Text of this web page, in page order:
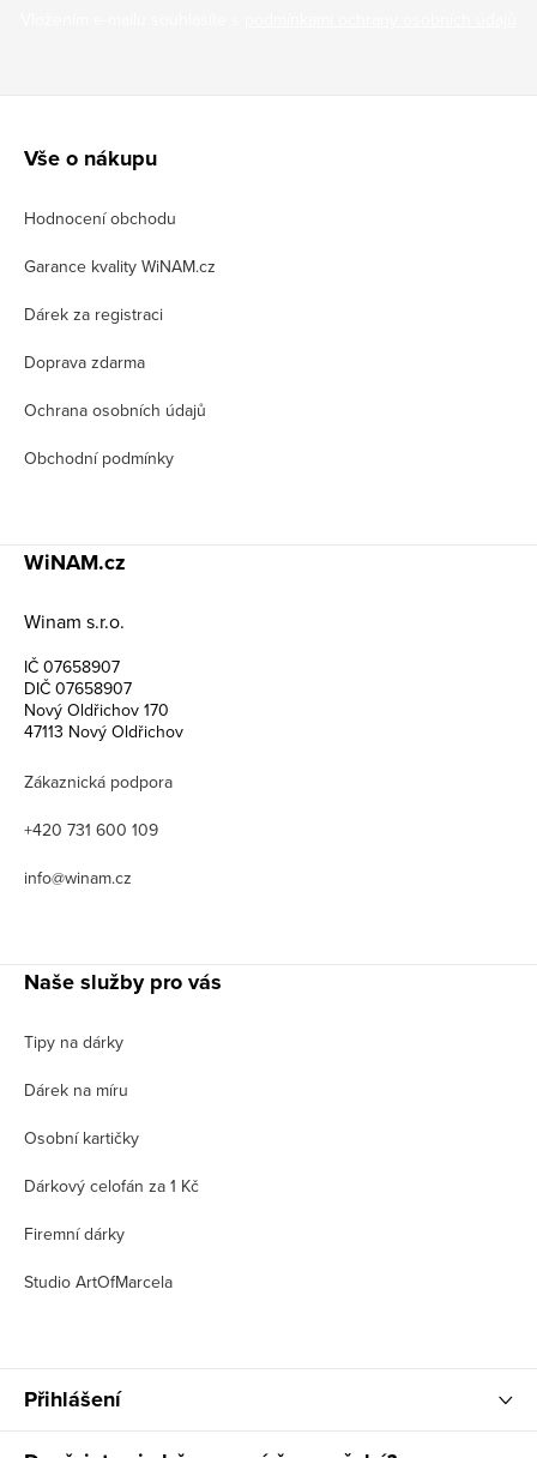
Vše o nákupu
Hodnocení obchodu
Garance kvality WiNAM.cz
Dárek za registraci
Doprava zdarma
Ochrana osobních údajů
Obchodní podmínky
WiNAM.cz
Winam s.r.o.
IČ 07658907
DIČ 07658907
Nový Oldřichov 170
47113 Nový Oldřichov
Zákaznická podpora
+420 731 600 109
info@winam.cz
Naše služby pro vás
Tipy na dárky
Dárek na míru
Osobní kartičky
Dárkový celofán za 1 Kč
Firemní dárky
Studio ArtOfMarcela
Přihlášení